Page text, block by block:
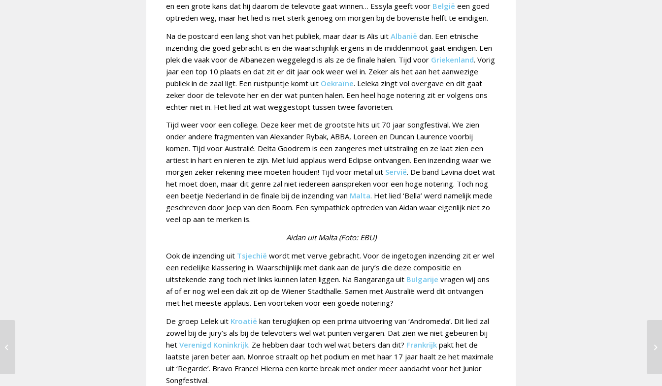
en een grote kans dat hij daarom de televote gaat winnen… Essyla geeft voor België een goed
optreden weg, maar het lied is niet sterk genoeg om morgen bij de bovenste helft te eindigen.
Na de postcard een lang shot van het publiek, maar daar is Alis uit Albanië dan. Een etnische
inzending die goed gebracht is en die waarschijnlijk ergens in de middenmoot gaat eindigen. Een
plek die vaak voor de Albanezen weggelegd is als ze de finale halen. Tijd voor Griekenland. Vorig
jaar een top 10 plaats en dat zit er dit jaar ook weer wel in. Zeker als het aan het aanwezige
publiek in de zaal ligt. Een rustpuntje komt uit Oekraïne. Leleka zingt vol overgave en dit gaat
zeker door de televote her en der wat punten halen. Een heel hoge notering zit er volgens ons
echter niet in. Het lied zit wat weggestopt tussen twee favorieten.
Tijd weer voor een college. Deze keer met de grootste hits uit 70 jaar songfestival. We zien
onder andere fragmenten van Alexander Rybak, ABBA, Loreen en Duncan Laurence voorbij
komen. Tijd voor Australië. Delta Goodrem is een zangeres met uitstraling en ze laat zien een
artiest in hart en nieren te zijn. Met luid applaus werd Eclipse ontvangen. Een inzending waar we
morgen zeker rekening mee moeten houden! Tijd voor metal uit Servië. De band Lavina doet wat
het moet doen, maar dit genre zal niet iedereen aanspreken voor een hoge notering. Toch nog
een beetje Nederland in de finale bij de inzending van Malta. Het lied ‘Bella’ werd namelijk mede
geschreven door Joep van den Boom. Een sympathiek optreden van Aidan waar eigenlijk niet zo
veel op aan te merken is.
Aidan uit Malta (Foto: EBU)
Ook de inzending uit Tsjechië wordt met verve gebracht. Voor de ingetogen inzending zit er wel
een redelijke klassering in. Waarschijnlijk met dank aan de jury’s die deze compositie en
uitstekende zang toch niet links kunnen laten liggen. Na Bangaranga uit Bulgarije vragen wij ons
af of er nog wel een dak zit op de Wiener Stadthalle. Samen met Australië werd dit ontvangen
met het meeste applaus. Een voorteken voor een goede notering?
De groep Lelek uit Kroatië kan terugkijken op een prima uitvoering van ‘Andromeda’. Dit lied zal
zowel bij de jury’s als bij de televoters wel wat punten vergaren. Dat zien we niet gebeuren bij
het Verenigd Koninkrijk. Ze hebben daar toch wel wat beters dan dit? Frankrijk pakt het de
laatste jaren beter aan. Monroe straalt op het podium en met haar 17 jaar haalt ze het maximale
uit ‘Regarde’. Bravo France! Hierna een korte break met onder meer aandacht voor het Junior
Songfestival.